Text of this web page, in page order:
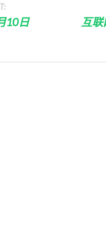
10日
互